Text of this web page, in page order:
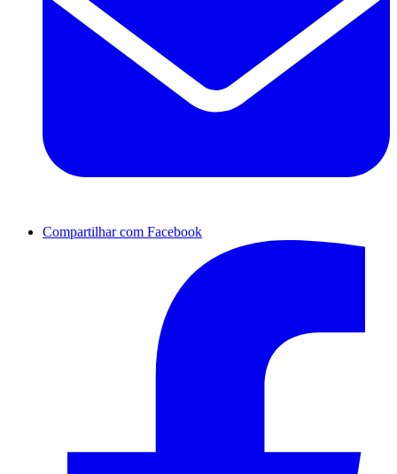
Compartilhar com Facebook